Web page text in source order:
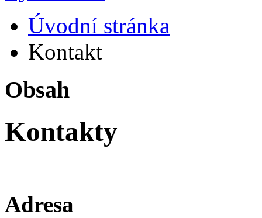
Úvodní stránka
Kontakt
Obsah
Kontakty
Adresa